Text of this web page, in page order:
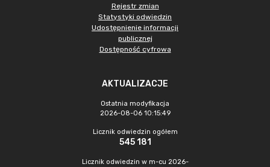
Rejestr zmian
Statystyki odwiedzin
Udostępnienie informacji
publicznej
Dostępność cyfrowa
AKTUALIZACJE
Ostatnia modyfikacja
2026-08-06 10:15:49
Licznik odwiedzin ogółem
545 181
Licznik odwiedzin w m-cu 2026-